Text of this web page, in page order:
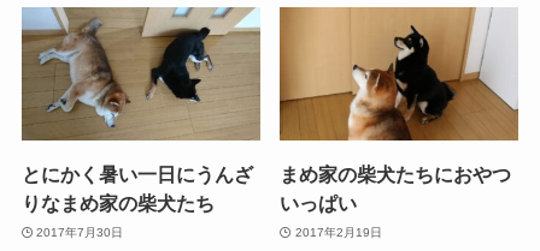
とにかく暑い一日にうんざ
りなまめ家の柴犬たち
2017年7月30日
まめ家の柴犬たちにおやつ
いっぱい
2017年2月19日